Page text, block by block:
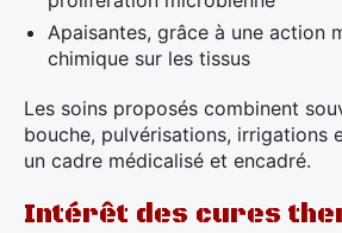
Apaisantes, grâce à une action
chimique sur les tissus
Les soins proposés combinent
bouche, pulvérisations, irrigations
un cadre médicalisé et encadré.
Intérêt des cures